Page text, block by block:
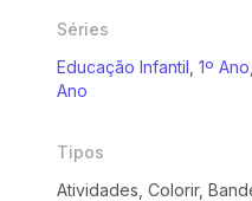
Séries
Educação Infantil 1º Ano
Ano
Tipos
Atividades, Colorir,